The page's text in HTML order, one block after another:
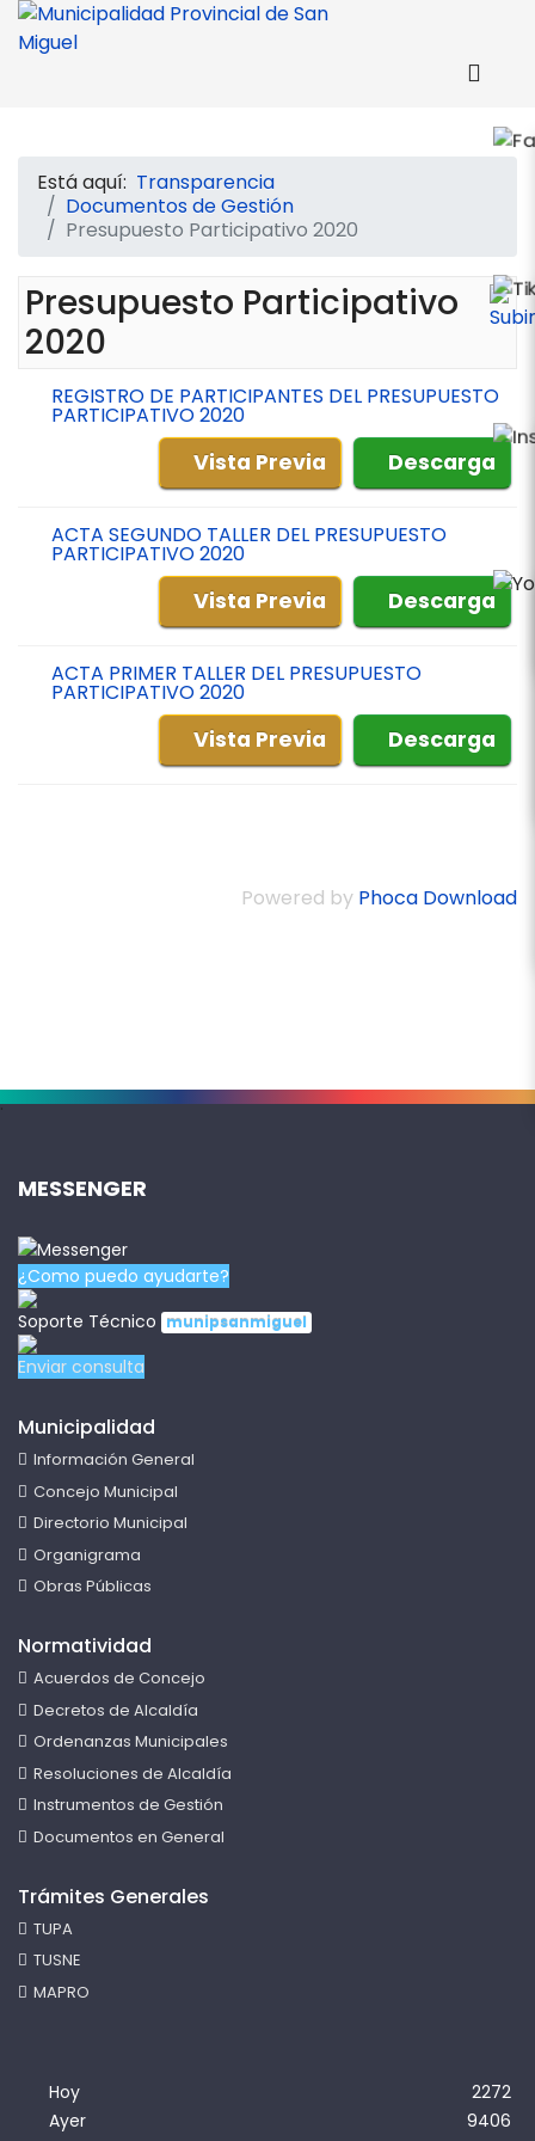
Está aquí: Transparencia
Documentos de Gestión
Presupuesto Participativo 2020
Presupuesto Participativo
2020
REGISTRO DE PARTICIPANTES DEL PRESUPUESTO
PARTICIPATIVO 2020
Descarga
Vista Previa
ACTA SEGUNDO TALLER DEL PRESUPUESTO
PARTICIPATIVO 2020
Descarga
Vista Previa
ACTA PRIMER TALLER DEL PRESUPUESTO
PARTICIPATIVO 2020
Descarga
Vista Previa
Powered by Phoca Download
.
MESSENGER
¿Como puedo ayudarte?
Soporte Técnico
munipsanmiguel
Enviar consulta
Municipalidad
Información General
Concejo Municipal
Directorio Municipal
Organigrama
Obras Públicas
Normatividad
Acuerdos de Concejo
Decretos de Alcaldía
Ordenanzas Municipales
Resoluciones de Alcaldía
Instrumentos de Gestión
Documentos en General
Trámites Generales
TUPA
TUSNE
MAPRO
Hoy
Ayer
2272
9406